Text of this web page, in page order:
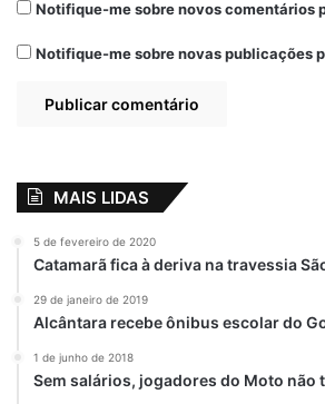
Notifique-me sobre novos comentários
Notifique-me sobre novas publicações
MAIS LIDAS
5 de fevereiro de 2020
Catamarã fica à deriva na travessia
29 de janeiro de 2019
Alcântara recebe ônibus escolar do
1 de junho de 2018
Sem salários, jogadores do Moto não